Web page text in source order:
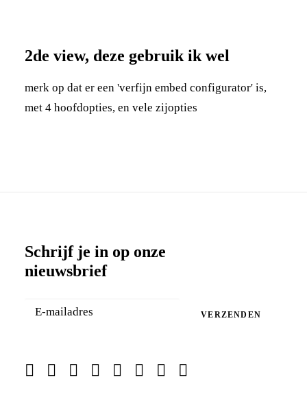
2de view, deze gebruik ik wel
merk op dat er een 'verfijn embed configurator' is,
met 4 hoofdopties, en vele zijopties
Schrijf je in op onze
nieuwsbrief
VERZENDEN